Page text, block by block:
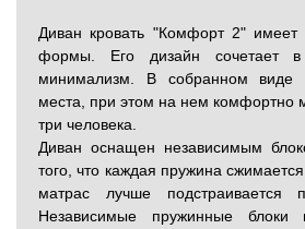
Диван кровать "Комфорт 2" имеет
формы. Его дизайн сочетает
минимализм. В собранном виде
места, при этом на нем комфортно
три человека.
Диван оснащен независимым
того, что каждая пружина сжимается
матрас лучше подстраивается
Независимые пружинные блоки